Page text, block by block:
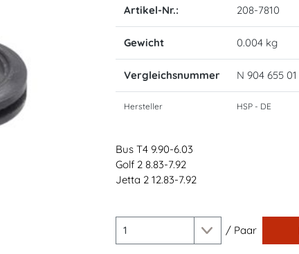
Artikel-Nr.: 208-7810
Gewicht 0.004 kg
Vergleichsnummer N 904 655 01
Hersteller HSP - DE
Bus T4 9.90-6.03
Golf 2 8.83-7.92
Jetta 2 12.83-7.92
/ Paar